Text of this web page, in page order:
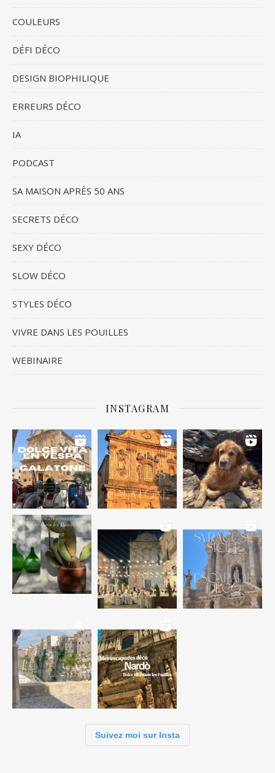
COULEURS
DÉFI DÉCO
DESIGN BIOPHILIQUE
ERREURS DÉCO
IA
PODCAST
SA MAISON APRÈS 50 ANS
SECRETS DÉCO
SEXY DÉCO
SLOW DÉCO
STYLES DÉCO
VIVRE DANS LES POUILLES
WEBINAIRE
INSTAGRAM
Suivez moi sur Insta